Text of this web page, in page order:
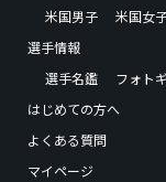
米国男子
米国女
選手情報
選手名鑑
フォト
はじめての方へ
よくある質問
マイページ